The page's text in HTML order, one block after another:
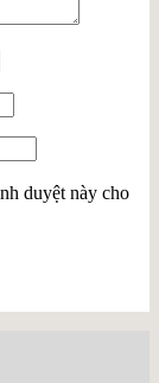
duyệt này cho